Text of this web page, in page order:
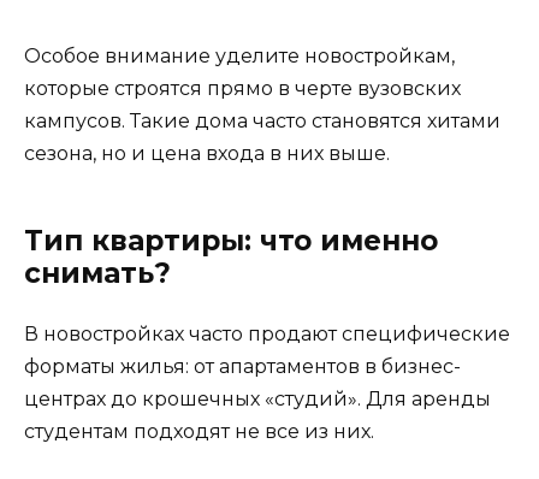
Особое внимание уделите новостройкам,
которые строятся прямо в черте вузовских
кампусов. Такие дома часто становятся хитами
сезона, но и цена входа в них выше.
Тип квартиры: что именно
снимать?
В новостройках часто продают специфические
форматы жилья: от апартаментов в бизнес-
центрах до крошечных «студий». Для аренды
студентам подходят не все из них.